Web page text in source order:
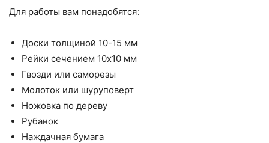
Для работы вам понадобятся:
Доски толщиной 10-15 мм
Рейки сечением 10х10 мм
Гвозди или саморезы
Молоток или шуруповерт
Ножовка по дереву
Рубанок
Наждачная бумага